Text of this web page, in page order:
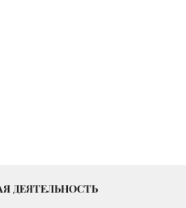
ДЕЯТЕЛЬНОСТЬ